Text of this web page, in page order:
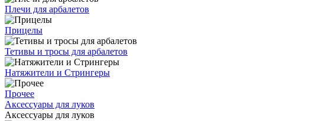
Плечи для арбалетов
Прицелы
Тетивы и тросы для арбалетов
Натяжители и Стрингеры
Прочее
Аксессуары для луков
Аксессуары для луков